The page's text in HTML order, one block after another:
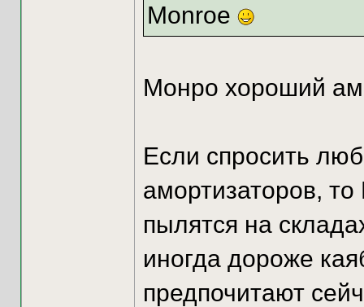
Monroe
Монро хороший
Если спросить
амортизаторов,
пылятся на
иногда дороже
предпочитают